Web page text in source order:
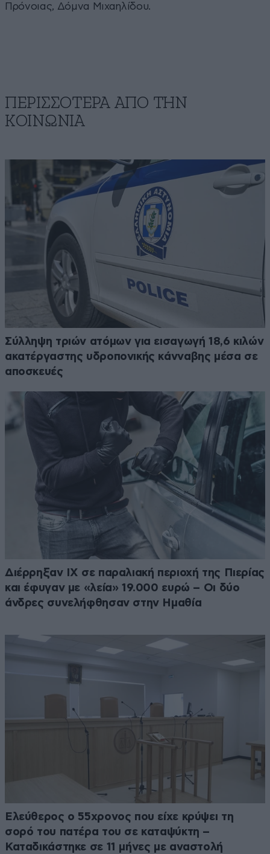
Πρόνοιας, Δόμνα Μιχαηλίδου.
ΠΕΡΙΣΣΟΤΕΡΑ ΑΠΟ ΤΗΝ
ΚΟΙΝΩΝΙΑ
Σύλληψη τριών ατόμων για εισαγωγή 18,6 κιλών
ακατέργαστης υδροπονικής κάνναβης μέσα σε
αποσκευές
Διέρρηξαν ΙΧ σε παραλιακή περιοχή της Πιερίας
και έφυγαν με «λεία» 19.000 ευρώ – Οι δύο
άνδρες συνελήφθησαν στην Ημαθία
Ελεύθερος ο 55χρονος που είχε κρύψει τη
σορό του πατέρα του σε καταψύκτη –
Καταδικάστηκε σε 11 μήνες με αναστολή